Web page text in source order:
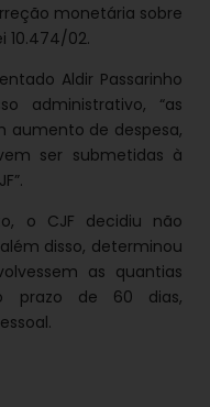
monetária sobre
10.474/02.
Aldir Passarinho
administrativo, “as
aumento de despesa,
ser submetidas à
o CJF decidiu não
disso, determinou
as quantias
prazo de 60 dias,